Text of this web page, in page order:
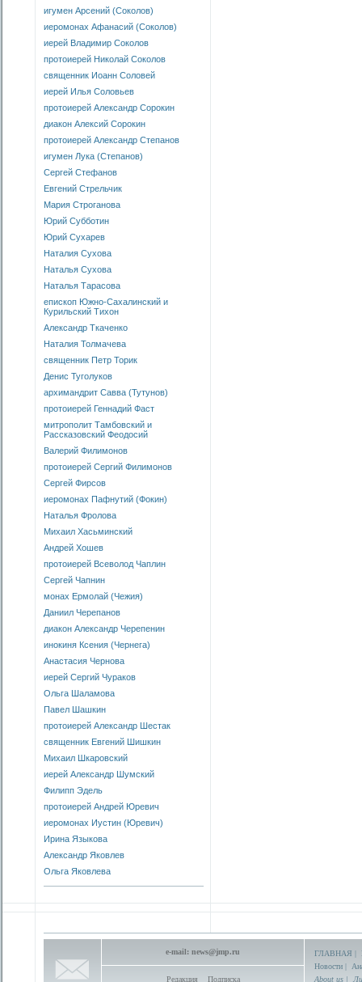
игумен Арсений (Соколов)
иеромонах Афанасий (Соколов)
иерей Владимир Соколов
протоиерей Николай Соколов
священник Иоанн Соловей
иерей Илья Соловьев
протоиерей Александр Сорокин
диакон Алексий Сорокин
протоиерей Александр Степанов
игумен Лука (Степанов)
Сергей Стефанов
Евгений Стрельчик
Мария Строганова
Юрий Субботин
Юрий Сухарев
Наталия Сухова
Наталья Сухова
Наталья Тарасова
епископ Южно-Сахалинский и
Курильский Тихон
Александр Ткаченко
Наталия Толмачева
священник Петр Торик
Денис Туголуков
архимандрит Савва (Тутунов)
протоиерей Геннадий Фаст
митрополит Тамбовский и
Рассказовский Феодосий
Валерий Филимонов
протоиерей Сергий Филимонов
Сергей Фирсов
иеромонах Пафнутий (Фокин)
Наталья Фролова
Михаил Хасьминский
Андрей Хошев
протоиерей Всеволод Чаплин
Сергей Чапнин
монах Ермолай (Чежия)
Даниил Черепанов
диакон Александр Черепенин
инокиня Ксения (Чернега)
Анастасия Чернова
иерей Сергий Чураков
Ольга Шаламова
Павел Шашкин
протоиерей Александр Шестак
священник Евгений Шишкин
Михаил Шкаровский
иерей Александр Шумский
Филипп Эдель
протоиерей Андрей Юревич
иеромонах Иустин (Юревич)
Ирина Языкова
Александр Яковлев
Ольга Яковлева
e-mail: news@jmp.ru
Редакция Подписка
ГЛАВНАЯ |
Новости |
About us |